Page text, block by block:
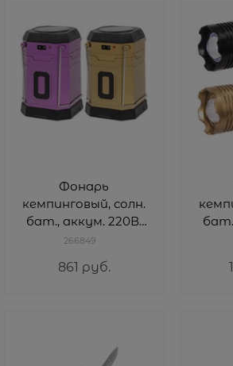
Фонарь
кемпинговый, солн.
бат., аккум. 220В,
3хАА, USB L8 W8
266849
861 руб.